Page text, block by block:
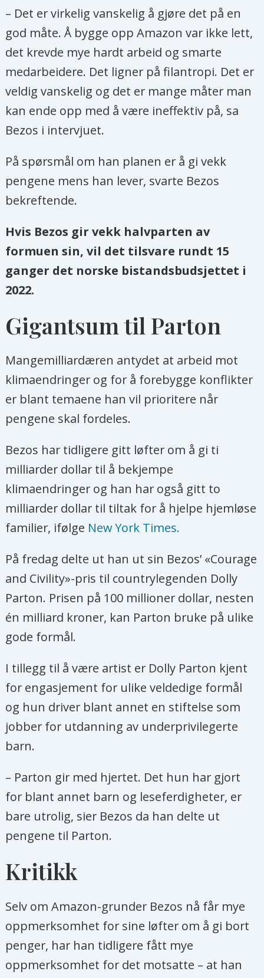
– Det er virkelig vanskelig å gjøre det på en
god måte. Å bygge opp Amazon var ikke lett,
det krevde mye hardt arbeid og smarte
medarbeidere. Det ligner på filantropi. Det er
veldig vanskelig og det er mange måter man
kan ende opp med å være ineffektiv på, sa
Bezos i intervjuet.
På spørsmål om han planen er å gi vekk
pengene mens han lever, svarte Bezos
bekreftende.
Hvis Bezos gir vekk halvparten av
formuen sin, vil det tilsvare rundt 15
ganger det norske bistandsbudsjettet i
2022.
Gigantsum til Parton
Mangemilliardæren antydet at arbeid mot
klimaendringer og for å forebygge konflikter
er blant temaene han vil prioritere når
pengene skal fordeles.
Bezos har tidligere gitt løfter om å gi ti
milliarder dollar til å bekjempe
klimaendringer og han har også gitt to
milliarder dollar til tiltak for å hjelpe hjemløse
familier, ifølge New York Times.
På fredag delte ut han ut sin Bezos’ «Courage
and Civility»-pris til countrylegenden Dolly
Parton. Prisen på 100 millioner dollar, nesten
én milliard kroner, kan Parton bruke på ulike
gode formål.
I tillegg til å være artist er Dolly Parton kjent
for engasjement for ulike veldedige formål
og hun driver blant annet en stiftelse som
jobber for utdanning av underprivilegerte
barn.
– Parton gir med hjertet. Det hun har gjort
for blant annet barn og leseferdigheter, er
bare utrolig, sier Bezos da han delte ut
pengene til Parton.
Kritikk
Selv om Amazon-grunder Bezos nå får mye
oppmerksomhet for sine løfter om å gi bort
penger, har han tidligere fått mye
oppmerksomhet for det motsatte – at han